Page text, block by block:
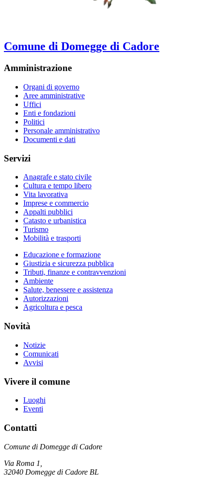
Comune di Domegge di Cadore
Amministrazione
Organi di governo
Aree amministrative
Uffici
Enti e fondazioni
Politici
Personale amministrativo
Documenti e dati
Servizi
Anagrafe e stato civile
Cultura e tempo libero
Vita lavorativa
Imprese e commercio
Appalti pubblici
Catasto e urbanistica
Turismo
Mobilità e trasporti
Educazione e formazione
Giustizia e sicurezza pubblica
Tributi, finanze e contravvenzioni
Ambiente
Salute, benessere e assistenza
Autorizzazioni
Agricoltura e pesca
Novità
Notizie
Comunicati
Avvisi
Vivere il comune
Luoghi
Eventi
Contatti
Comune di Domegge di Cadore
Via Roma 1,
32040 Domegge di Cadore BL